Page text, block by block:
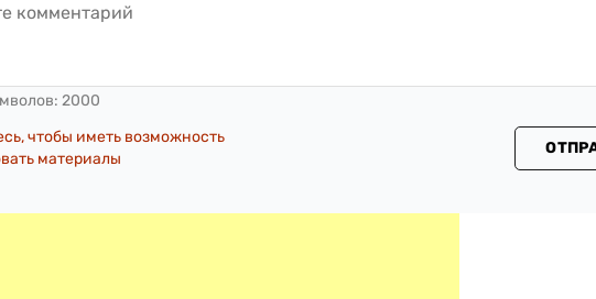
2000
чтобы иметь возможность
материалы